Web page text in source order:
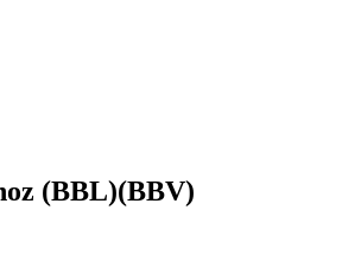
(BBL)(BBV)